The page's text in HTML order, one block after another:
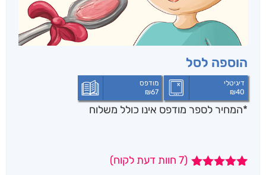
הוספה לסל
דיגיטלי
₪40
מודפס
₪67
*המחיר לספר מודפס אינו כולל משלוח
(
7 חוות דעת לקוח)